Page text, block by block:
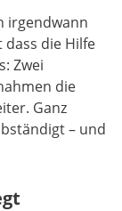
irgendwann
die Hilfe
Zwei
die
Ganz
– und